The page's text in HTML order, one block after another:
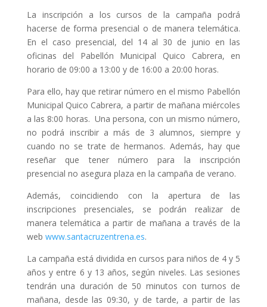
La inscripción a los cursos de la campaña podrá
hacerse de forma presencial o de manera telemática.
En el caso presencial, del 14 al 30 de junio en las
oficinas del Pabellón Municipal Quico Cabrera, en
horario de 09:00 a 13:00 y de 16:00 a 20:00 horas.
Para ello, hay que retirar número en el mismo Pabellón
Municipal Quico Cabrera, a partir de mañana miércoles
a las 8:00 horas. Una persona, con un mismo número,
no podrá inscribir a más de 3 alumnos, siempre y
cuando no se trate de hermanos. Además, hay que
reseñar que tener número para la inscripción
presencial no asegura plaza en la campaña de verano.
Además, coincidiendo con la apertura de las
inscripciones presenciales, se podrán realizar de
manera telemática a partir de mañana a través de la
web www.santacruzentrena.es.
La campaña está dividida en cursos para niños de 4 y 5
años y entre 6 y 13 años, según niveles. Las sesiones
tendrán una duración de 50 minutos con turnos de
mañana, desde las 09:30, y de tarde, a partir de las